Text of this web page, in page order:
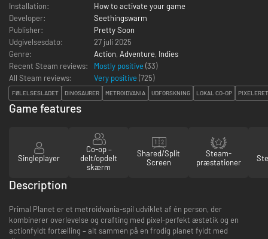
Installation:
How to activate your game
Developer:
Seethingswarm
Publisher:
Pretty Soon
Udgivelsesdato:
27 juli 2025
Genre:
Action, Adventure, Indies
Recent Steam reviews:
Mostly positive (33)
All Steam reviews:
Very positive (725)
FØLELSESLADET DINOSAURER METROIDVANIA UDFORSKNING LOKAL CO-OP
Game features
Singleplayer
Co-op –
delt/opdelt
skærm
Shared/Split
Screen
Steam-
præstationer
Description
Primal Planet er et metroidvania-spil udviklet af én person, der
kombinerer overlevelse og crafting med pixel-perfekt æstetik og en
actionfyldt fortælling – alt sammen på en frodig planet fyldt med